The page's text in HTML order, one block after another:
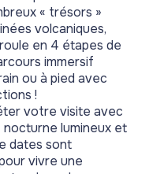
« trésors »
volcaniques,
en 4 étapes de
immersif
ou à pied avec
!
votre visite avec
nocturne lumineux et
dates sont
vivre une